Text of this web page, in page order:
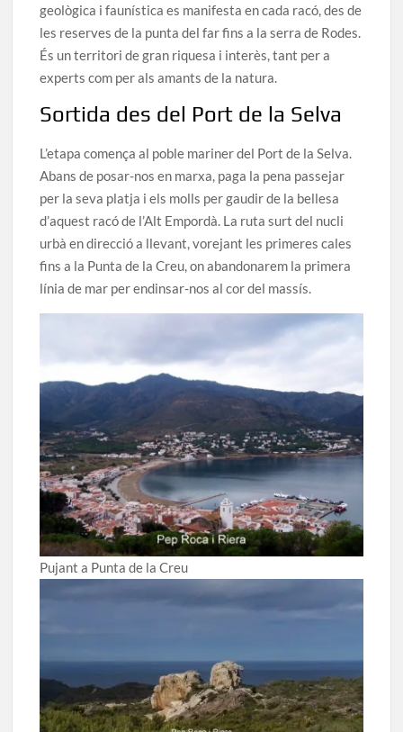
geològica i faunística es manifesta en cada racó, des de
les reserves de la punta del far fins a la serra de Rodes.
És un territori de gran riquesa i interès, tant per a
experts com per als amants de la natura.
Sortida des del Port de la Selva
L’etapa comença al poble mariner del Port de la Selva.
Abans de posar-nos en marxa, paga la pena passejar
per la seva platja i els molls per gaudir de la bellesa
d’aquest racó de l’Alt Empordà. La ruta surt del nucli
urbà en direcció a llevant, vorejant les primeres cales
fins a la Punta de la Creu, on abandonarem la primera
línia de mar per endinsar-nos al cor del massís.
Pujant a Punta de la Creu